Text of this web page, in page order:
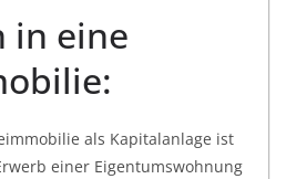
in eine
als Kapitalanlage ist
einer Eigentumswohnung